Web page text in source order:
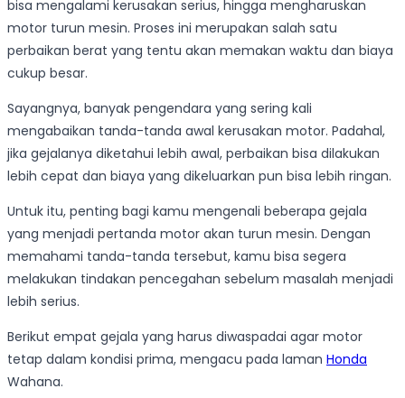
bisa mengalami kerusakan serius, hingga mengharuskan
motor turun mesin. Proses ini merupakan salah satu
perbaikan berat yang tentu akan memakan waktu dan biaya
cukup besar.
Sayangnya, banyak pengendara yang sering kali
mengabaikan tanda-tanda awal kerusakan motor. Padahal,
jika gejalanya diketahui lebih awal, perbaikan bisa dilakukan
lebih cepat dan biaya yang dikeluarkan pun bisa lebih ringan.
Untuk itu, penting bagi kamu mengenali beberapa gejala
yang menjadi pertanda motor akan turun mesin. Dengan
memahami tanda-tanda tersebut, kamu bisa segera
melakukan tindakan pencegahan sebelum masalah menjadi
lebih serius.
Berikut empat gejala yang harus diwaspadai agar motor
tetap dalam kondisi prima, mengacu pada laman Honda
Wahana.